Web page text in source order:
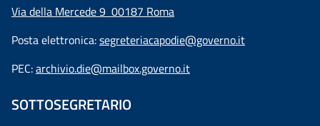
Via della Mercede 9 00187 Roma
Posta elettronica:segreteriacapodie@governo.it
PEC:archivio.die@mailbox.governo.it
SOTTOSEGRETARIO